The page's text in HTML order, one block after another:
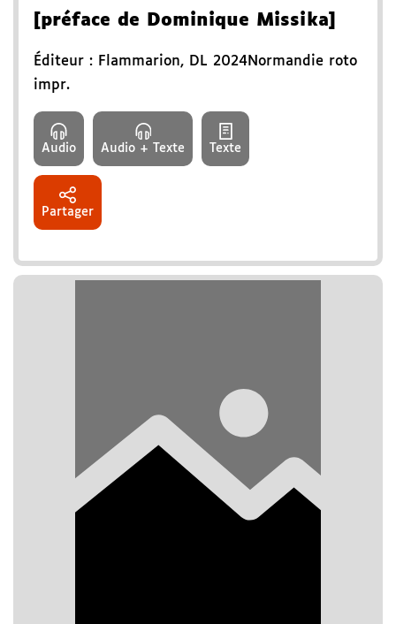
[préface de Dominique Missika]
Éditeur : Flammarion, DL 2024Normandie roto
impr.
Audio Audio + Texte Texte
Partager